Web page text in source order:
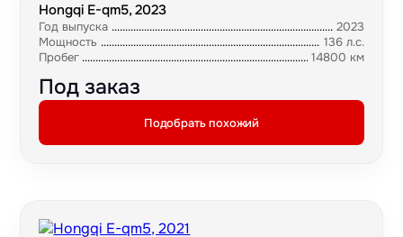
Hongqi E-qm5, 2023
Год выпуска
2023
Мощность
136 л.с.
Пробег
14800 км
Под заказ
Подобрать похожий